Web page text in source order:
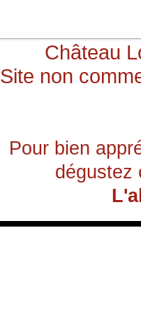
Château
Site non
Pour bien
dégustez